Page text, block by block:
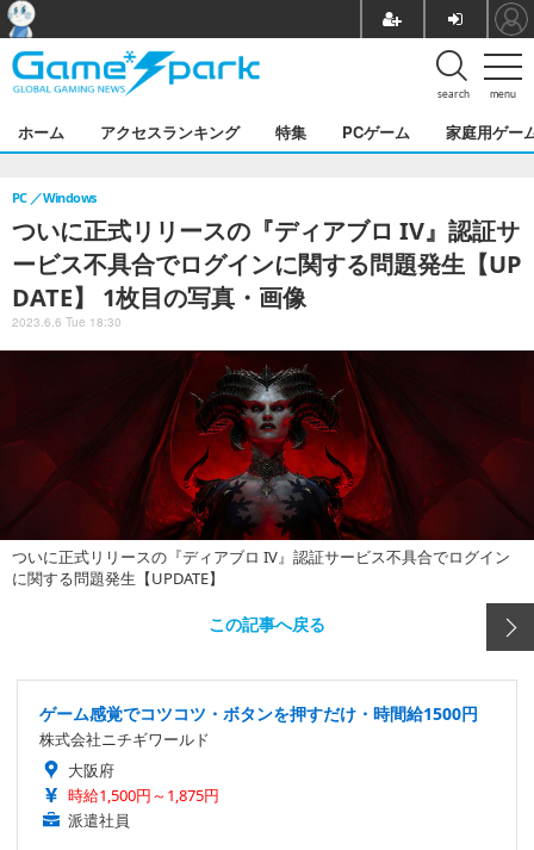
menu
search
ホーム アクセスランキング 特集 PCゲーム 家庭用ゲー
ついに正式リリースの『ディアブロ IV』認証サ
ービス不具合でログインに関する問題発生【UP
DATE】 1枚目の写真・画像
PC Windows
2023.6.6 Tue 18:30
ついに正式リリースの『ディアブロ IV』認証サービス不具合でログイン
に関する問題発生【UPDATE】
この記事へ戻る
ゲーム感覚でコツコツ・ボタンを押すだけ・時間給1500円
株式会社ニチギワールド
大阪府
時給1,500円～1,875円
派遣社員